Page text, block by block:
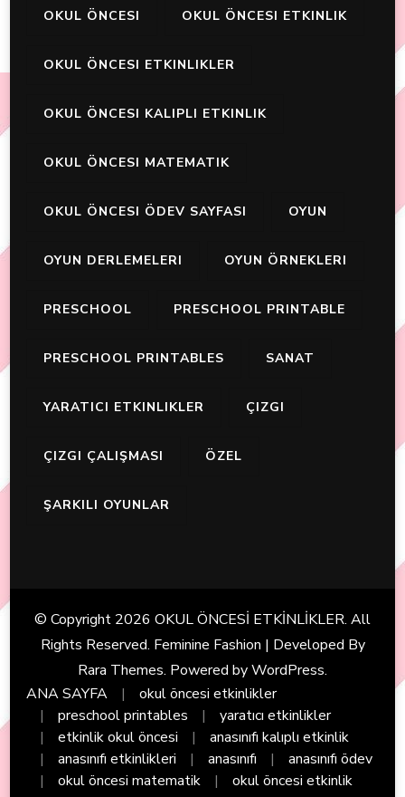
OKUL ÖNCESI OKUL ÖNCESI ETKINLIK
OKUL ÖNCESI ETKINLIKLER
OKUL ÖNCESI KALIPLI ETKINLIK
OKUL ÖNCESI MATEMATIK
OKUL ÖNCESI ÖDEV SAYFASI OYUN
OYUN DERLEMELERI OYUN ÖRNEKLERI
PRESCHOOL PRESCHOOL PRINTABLE
PRESCHOOL PRINTABLES SANAT
YARATICI ETKINLIKLER ÇIZGI
ÇIZGI ÇALIŞMASI ÖZEL
ŞARKILI OYUNLAR
© Copyright 2026 OKUL ÖNCESİ ETKİNLİKLER. All
Rights Reserved. Feminine Fashion | Developed By
Rara Themes. Powered byWordPress.
ANA SAYFA
okul öncesi etkinlikler
preschool printables
yaratıcı etkinlikler
etkinlik okul öncesi
anasınıfı kalıplı etkinlik
anasınıfı etkinlikleri
anasınıfı
anasınıfı ödev
okul öncesi matematik
okul öncesi etkinlik